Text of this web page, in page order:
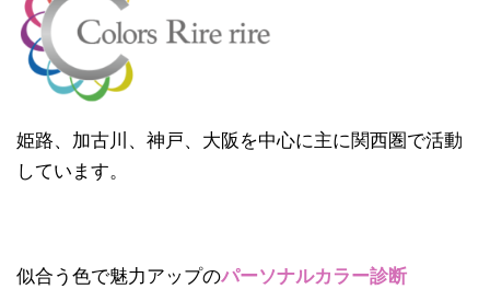
姫路、加古川、神戸、大阪を中心に主に関西圏で活動
しています。
似合う色で魅力アップのパーソナルカラー診断